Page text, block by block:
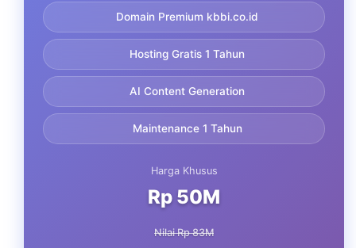
Domain Premium kbbi.co.id
Hosting Gratis 1 Tahun
AI Content Generation
Maintenance 1 Tahun
Harga Khusus
Rp 50M
Nilai Rp 83M